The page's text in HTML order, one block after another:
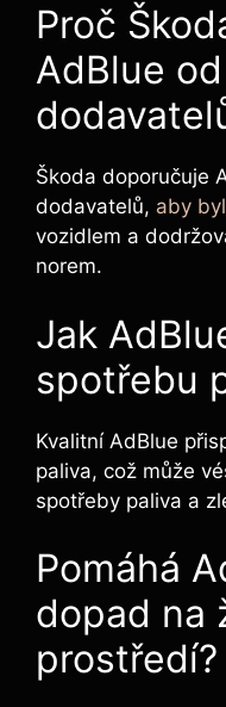
Proč
AdBlue
Škoda doporučuje
dodavatelů, aby
vozidlem a
norem.
Jak
spotřebu
Kvalitní AdBlue
paliva, což může
spotřeby paliva a
Pomáhá
dopad na
prostředí?